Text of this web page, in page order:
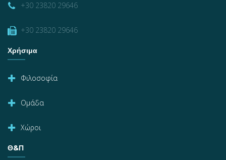
+30 23820 29646
+30 23820 29646
Χρήσιμα
Φιλοσοφία
Ομάδα
Χώροι
Θ&Π